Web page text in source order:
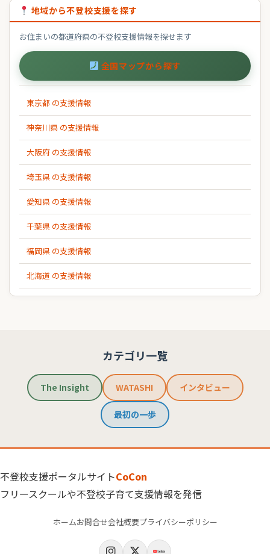
地域から不登校支援を探す
お住まいの都道府県の不登校支援情報を探せます
全国マップから探す
東京都 の支援情報
神奈川県 の支援情報
大阪府 の支援情報
埼玉県 の支援情報
愛知県 の支援情報
千葉県 の支援情報
福岡県 の支援情報
北海道 の支援情報
カテゴリ一覧
The Insight WATASHI インタビュー
最初の一歩
不登校支援ポータルサイトCoCon
フリースクールや不登校子育て支援情報を発信
ホームお問合せ会社概要プライバシーポリシー